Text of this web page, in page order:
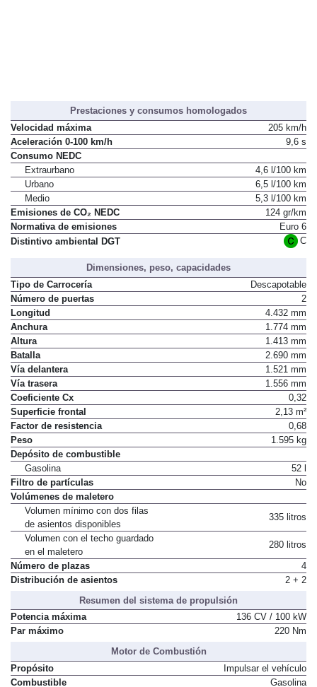
Prestaciones y consumos homologados
Velocidad máxima
205 km/h
Aceleración 0-100 km/h
Consumo NEDC
Extraurbano
4,6 l/100 km
Urbano
6,5 l/100 km
Medio
5,3 l/100 km
Emisiones de CO₂ NEDC
124 gr/km
Normativa de emisiones
Euro 6
Dimensiones, peso, capacidades
Tipo de Carrocería
Descapotable
Número de puertas
2
Longitud
4.432 mm
Anchura
1.774 mm
Altura
1.413 mm
Batalla
2.690 mm
Vía delantera
1.521 mm
Vía trasera
1.556 mm
Coeficiente Cx
0,32
Superficie frontal
2,13 m²
Factor de resistencia
0,68
Peso
Depósito de combustible
Gasolina
52 l
Filtro de partículas
Volúmenes de maletero
Volumen mínimo con dos filas
de asientos disponibles
Volumen con el techo guardado
en el maletero
Número de plazas
4
Resumen del sistema de propulsión
Potencia máxima
136 CV / 100 kW
Motor de Combustión
Propósito
Impulsar el vehículo